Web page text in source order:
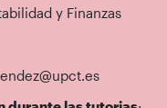
y Finanzas